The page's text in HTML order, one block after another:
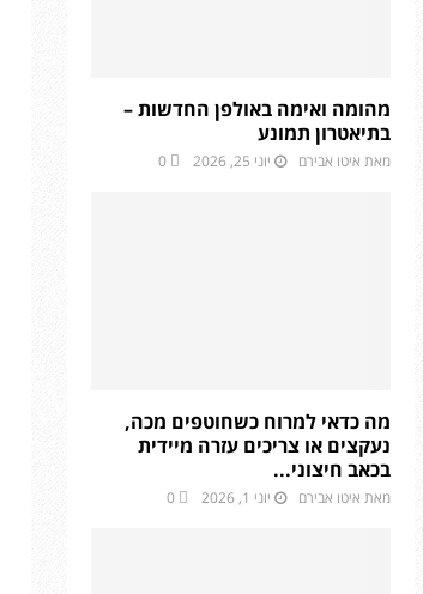
מהומה ואימה באולפן החדשות –
בתיאטרון תמונע
מאת איטו אבירם יוני 25, 2026 0
מה כדאי למרוח כשחוטפים מכה,
נעקצים או צריכים עזרה מיידית
בכאב חיצוני...
מאת איטו אבירם יוני 1, 2026 0